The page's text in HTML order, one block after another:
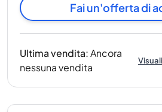
Fai un'offerta di
Ultima vendita:Ancora
nessuna vendita